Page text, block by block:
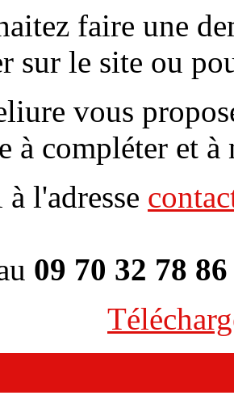
faire une
sur le site ou
vous
à compléter et à
l'adresse
09 70 32 78 86